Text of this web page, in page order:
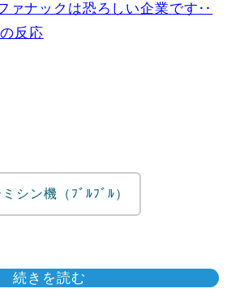
ナックは恐ろしい企業です‥
反応
シン機（ﾌﾞﾙﾌﾞﾙ）
続きを読む